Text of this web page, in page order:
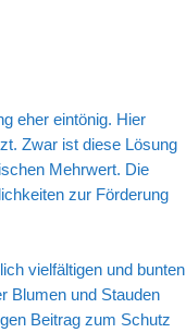
eher eintönig. Hier
Zwar ist diese Lösung
Mehrwert. Die
zur Förderung
vielfältigen und bunten
Blumen und Stauden
Beitrag zum Schutz